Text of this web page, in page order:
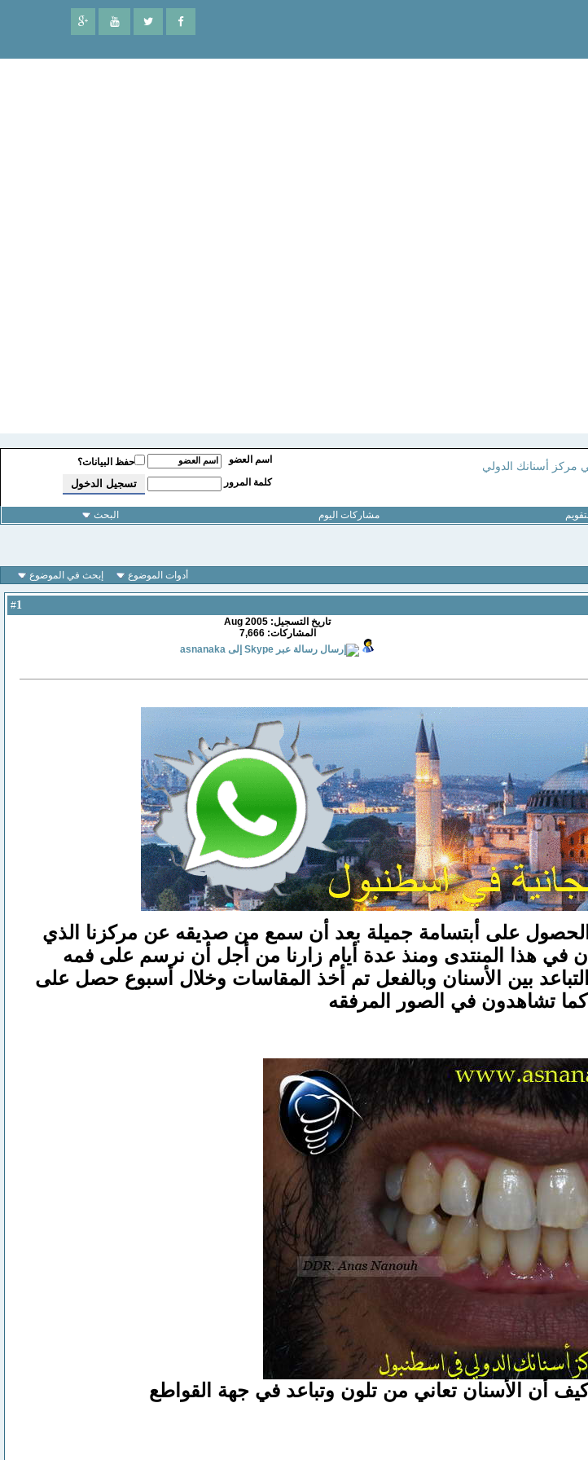
مركز أسنانك الدولي
اسم العضو
حفظ البيانات؟
كلمة المرور
مشاركات اليوم البحث
أدوات الموضوع إبحث في الموضوع
1
تاريخ التسجيل: Aug 2005
المشاركات: 7,666
على أبتسامة جميلة بعد أن سمع من صديقه عن مركزنا الذي
في هذا المنتدى ومنذ عدة أيام زارنا من أجل أن نرسم على فمه
بين الأسنان وبالفعل تم أخذ المقاسات وخلال أسبوع حصل على
كما تشاهدون في الصور المرفقه
أن الأسنان تعاني من تلون وتباعد في جهة القواطع